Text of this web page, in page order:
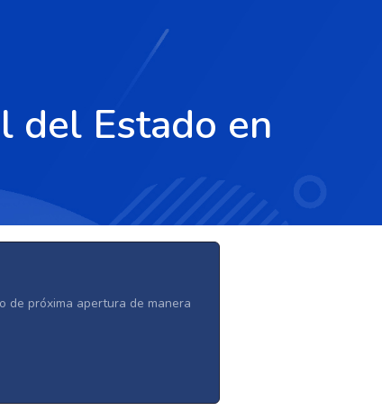
del Estado en
de próxima apertura de manera